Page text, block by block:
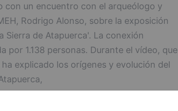
con un encuentro con el arqueólogo y
Rodrigo Alonso, sobre la exposición
Sierra de Atapuerca'. La conexión
por 1.138 personas. Durante el vídeo, que
explicado los orígenes y evolución del
décadas de investigaciones en las